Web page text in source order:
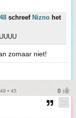
schreef Nizno het
zomaar niet!
• 45